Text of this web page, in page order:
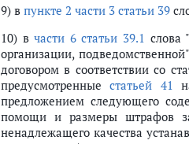
9) в пункте 2 части 3 статьи 39
10) вчасти 6 статьи 39.1 слова
организации,
договором в соответствии со
предусмотренныестатьей 41
предложением следующего
помощи и размеры штрафов
ненадлежащего качества